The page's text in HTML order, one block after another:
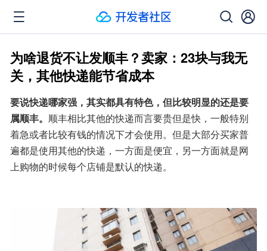
为啥退货不让发顺丰？卖家：23块与我无
关，其他快递能节省成本
要说快递哪家强，其实都具有特色，但比较明显的还是要
属顺丰。 顺丰相比其他的快递而言要贵但是快，一般特别
着急或者比较有钱的情况下才会使用。但是大部分买家普
遍都是使用其他的快递，一方面是便宜，另一方面就是网
上购物的时候每个店铺是默认的快递。